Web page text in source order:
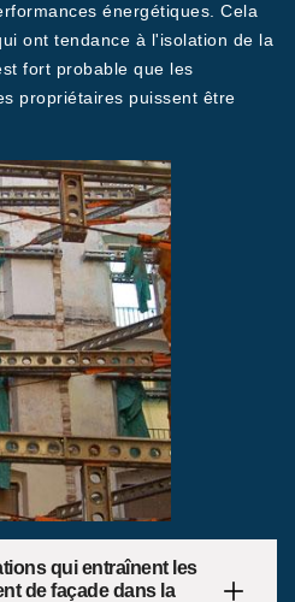
énergétiques. Cela
ont tendance à l'isolation de la
fort probable que les
propriétaires puissent être
qui entraînent les
de façade dans la